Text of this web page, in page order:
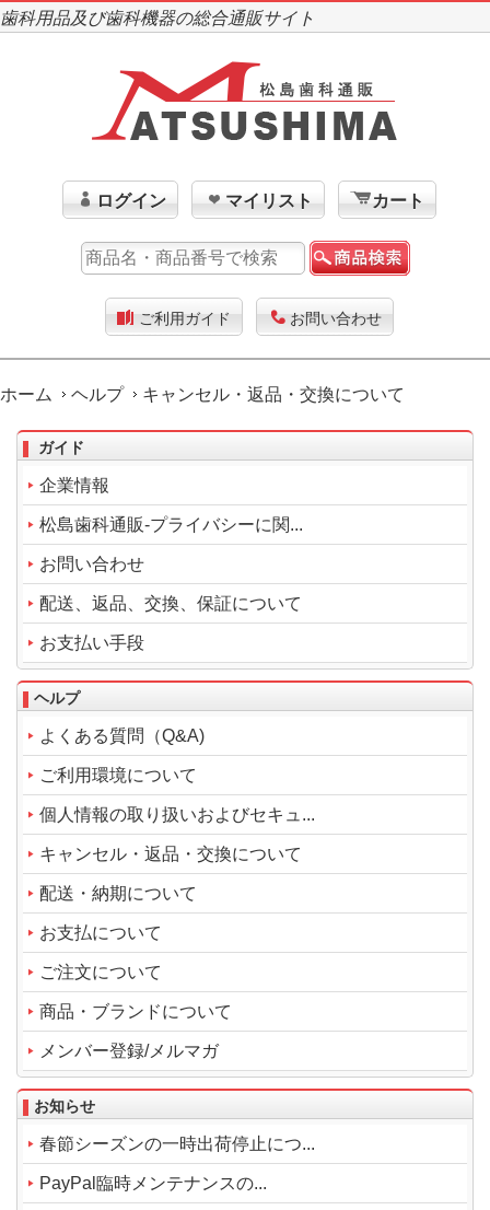
歯科用品及び歯科機器の総合通販サイト
ログイン マイリスト カート
ご利用ガイド お問い合わせ
ホーム ヘルプ キャンセル・返品・交換について
ガイド
企業情報
松島歯科通販-プライバシーに関...
お問い合わせ
配送、返品、交換、保証について
お支払い手段
ヘルプ
よくある質問（Q&A)
ご利用環境について
個人情報の取り扱いおよびセキュ...
キャンセル・返品・交換について
配送・納期について
お支払について
ご注文について
商品・ブランドについて
メンバー登録/メルマガ
お知らせ
春節シーズンの一時出荷停止につ...
PayPal臨時メンテナンスの...